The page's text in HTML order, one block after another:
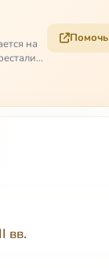
на
Помочь
вв.